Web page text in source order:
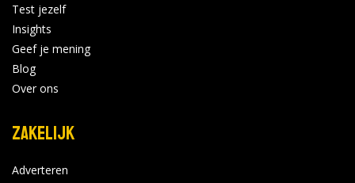
Test jezelf
Insights
Geef je mening
Blog
Over ons
Zakelijk
Adverteren